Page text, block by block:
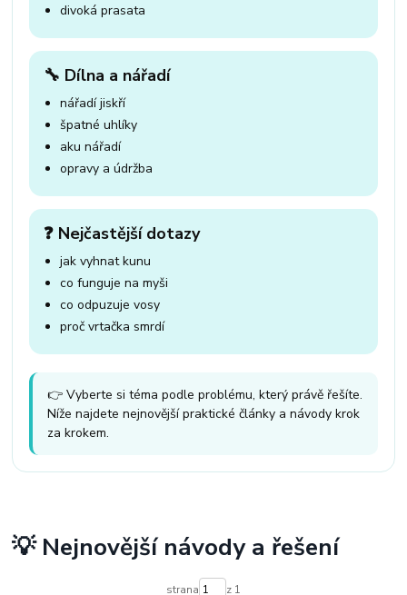
divoká prasata
🔧 Dílna a nářadí
nářadí jiskří
špatné uhlíky
aku nářadí
opravy a údržba
❓ Nejčastější dotazy
jak vyhnat kunu
co funguje na myši
co odpuzuje vosy
proč vrtačka smrdí
👉 Vyberte si téma podle problému, který právě řešíte.
Níže najdete nejnovější praktické články a návody krok
za krokem.
💡 Nejnovější návody a řešení
strana z 1